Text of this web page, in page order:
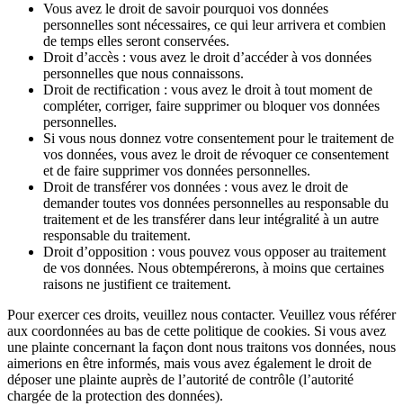
Vous avez le droit de savoir pourquoi vos données
personnelles sont nécessaires, ce qui leur arrivera et combien
de temps elles seront conservées.
Droit d’accès : vous avez le droit d’accéder à vos données
personnelles que nous connaissons.
Droit de rectification : vous avez le droit à tout moment de
compléter, corriger, faire supprimer ou bloquer vos données
personnelles.
Si vous nous donnez votre consentement pour le traitement de
vos données, vous avez le droit de révoquer ce consentement
et de faire supprimer vos données personnelles.
Droit de transférer vos données : vous avez le droit de
demander toutes vos données personnelles au responsable du
traitement et de les transférer dans leur intégralité à un autre
responsable du traitement.
Droit d’opposition : vous pouvez vous opposer au traitement
de vos données. Nous obtempérerons, à moins que certaines
raisons ne justifient ce traitement.
Pour exercer ces droits, veuillez nous contacter. Veuillez vous référer
aux coordonnées au bas de cette politique de cookies. Si vous avez
une plainte concernant la façon dont nous traitons vos données, nous
aimerions en être informés, mais vous avez également le droit de
déposer une plainte auprès de l’autorité de contrôle (l’autorité
chargée de la protection des données).